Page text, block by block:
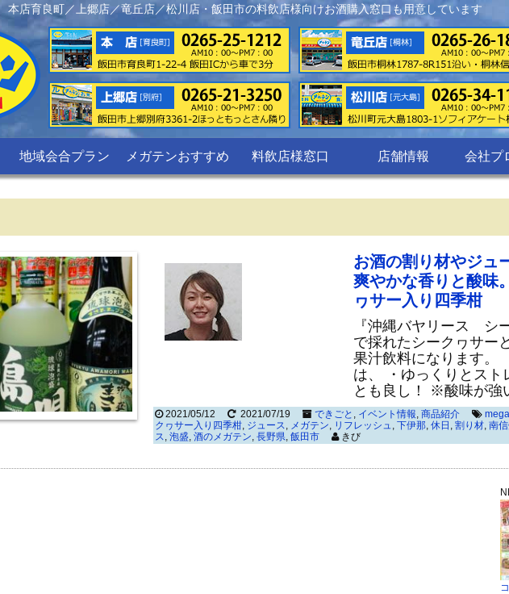
店育良町／上郷店／竜丘店／松川店・飯田市の料飲店様向けお酒購入窓口も用意しています
地域会合プラン メガテンおすすめ 料飲店様窓口 店舗情報 会社プ
お酒の割り材やジュ
爽やかな香りと酸
ヮサー入り四季柑
『沖縄バヤリース シ
で採れたシークヮサー
果汁飲料になります。
は、 ・ゆっくりとスト
とも良し！ ※酸味が強
2021/05/12 2021/07/19 できごと , イベント情報, 商品紹介
クヮサー入り四季柑, ジュース, メガテン, リフレッシュ, 下伊那, 休日 , 割り材, 南信
ス, 泡盛, 酒のメガテン, 長野県, 飯田市 きび